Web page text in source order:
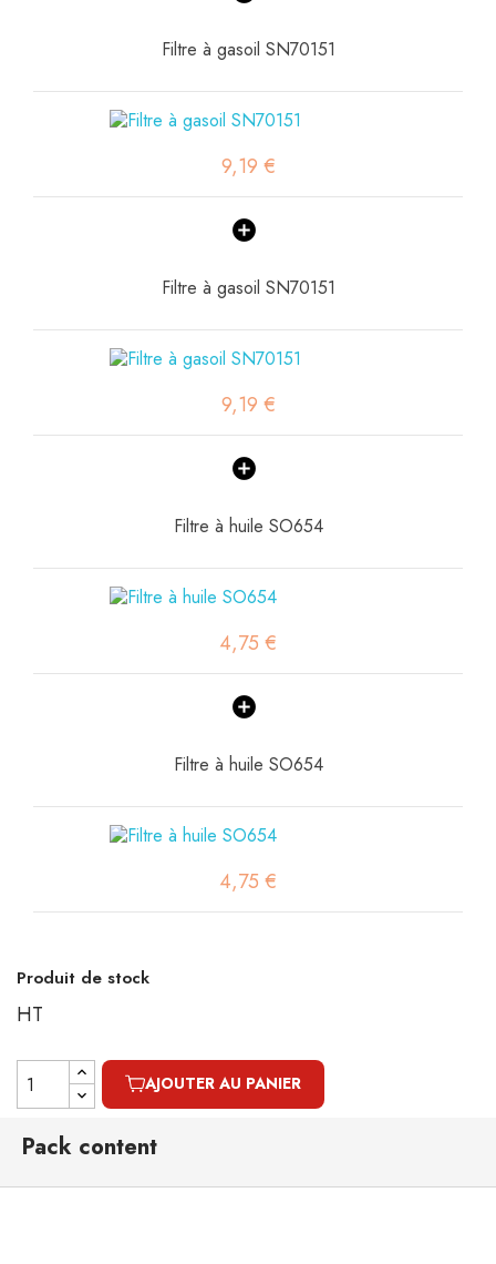
Filtre à gasoil SN70151
9,19 €
Filtre à gasoil SN70151
9,19 €
Filtre à huile SO654
4,75 €
Filtre à huile SO654
4,75 €
Produit de stock
HT
AJOUTER AU PANIER
Pack content